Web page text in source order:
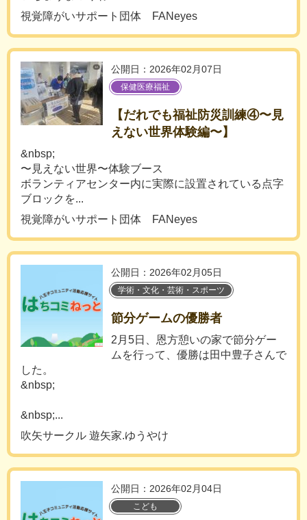
視覚障がいサポート団体 FANeyes
公開日：2026年02月07日
保健医療福祉
【だれでも福祉防災訓練④〜見
えない世界体験編〜】
&nbsp;
〜見えない世界〜体験ブース
ボランティアセンター内に実際に設置されている点字
ブロックを...
視覚障がいサポート団体 FANeyes
公開日：2026年02月05日
学術・文化・芸術・スポーツ
節分ゲームの優勝者
2月5日、恩方憩いの家で節分ゲー
ムを行って、優勝は田中豊子さんで
した。
&nbsp;
&nbsp;...
吹矢サークル 遊矢家.ゆうやけ
公開日：2026年02月04日
こども